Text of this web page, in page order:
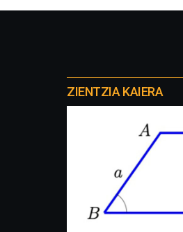
proyectos
ZIENTZIA KAIERA